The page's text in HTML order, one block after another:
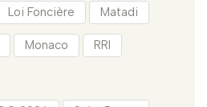
Loi Foncière Matadi
Monaco RRI